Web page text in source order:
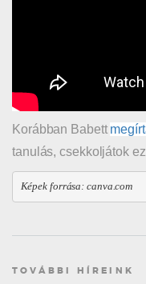
Korábban Babett
tanulás, csekkoljátok
Képek forrása: canva.com
TOVÁBBI HÍREINK